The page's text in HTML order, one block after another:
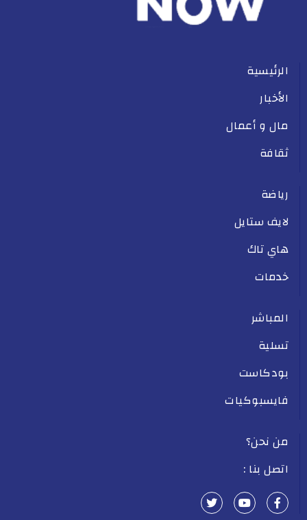
الرئيسية
الأخبار
مال و أعمال
ثقافة
رياضة
لايف ستايل
هاي تاك
خدمات
المباشر
تسلية
بودكاست
فايسبوكيات
من نحن؟
اتصل بنا :